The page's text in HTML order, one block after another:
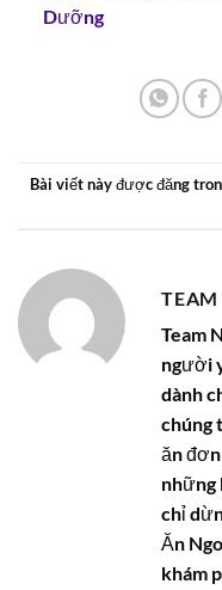
Dưỡng
Bài viết này được đăng
Team
người
dành
chúng
ăn
những
chỉ
Ăn
khám